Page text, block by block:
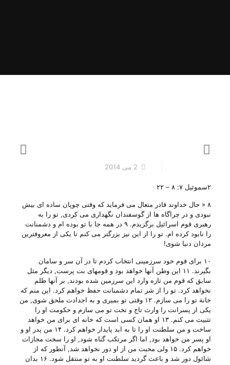
2 می 2014
۲سموئیل ۷: ۸ – ۲۲
۸ « حال خداوند قادر متعال می فرماید که وقتی چوپان ساده ای بیش
نبودی و در چراگاه ها از گوسفندان نگهداری می کردی, تو را به
رهبری قوم اسرائیل برگزیدم. ۹ در همه جا با تو بوده ام و دشمنانت
را نابود کرده ام. تو را از این نیز بزرگتر می کنم تا یکی از معروفترین
مردان دنیا شوی!
۱۰ برای قوم خود سرزمینی انتخاب کردم تا در آن سر و سامان
بگیرند. ۱۱ این وطن آنها خواهد بود و قومهای بت پرست, دیگر مثل
سابق که قوم من تازه وارد این سرزمین شده بودند, بر آنها ظلم
نخواهد کرد. تو را از شر تمام دشمنانت حفظ خواهم کرد. این منم که
خانة تو را می سازم. ۱۲ وقتی تو بمیری و به اجدادت ملحق شوی, من
یکی از پسرانت را وارث تاج و تخت تو می سازم و حکومت او را
تثبیت می کنم. ۱۳ او همان کسی است که خانه ای برای من خواهد
ساخت و من سلطنت او را تا به ابد پایدار خواهم کرد. ۱۴ من پدر او و
او پسر من خواهد بود, اما اگر مرتکب گناه شود, او را سخت مجازات
خواهم کرد. ۱۵ ولی محبت من از او دور نخواهد شد, آنطور که از
شائول دور شد و باعث گردید سلطنت او به تو منتقل شود. ۱۶ بدان